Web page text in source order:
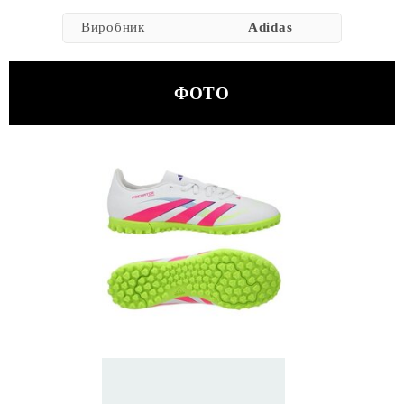
Виробник Adidas
ФОТО